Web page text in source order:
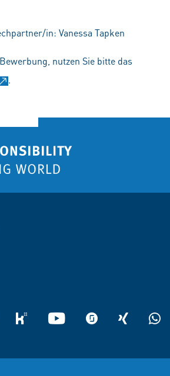
in: Vanessa Tapken
nutzen Sie bitte das
.
kununu YouTube glassdoorXING